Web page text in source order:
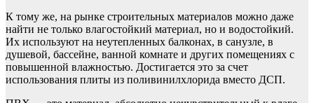
К тому же, на рынке строительных материалов можно даже
найти не только влагостойкий материал, но и водостойкий.
Их используют на неутепленных балконах, в санузле, в
душевой, бассейне, ванной комнате и других помещениях с
повышенной влажностью. Достигается это за счет
использования плиты из поливинилхлорида вместо ДСП.